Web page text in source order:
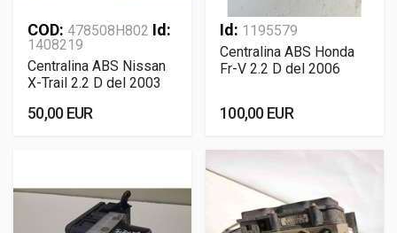
COD: 478508H802 Id:
1408219
Centralina ABS Nissan
X-Trail 2.2 D del 2003
50,00 EUR
Id: 1195579
Centralina ABS Honda
Fr-V 2.2 D del 2006
100,00 EUR